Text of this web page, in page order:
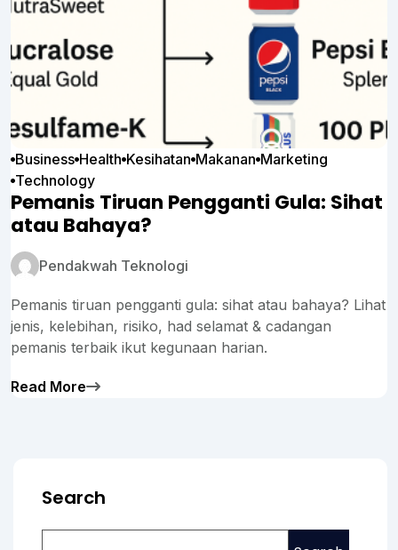
Business Health Kesihatan Makanan Marketing
Technology
Pemanis Tiruan Pengganti Gula: Sihat
atau Bahaya?
Pendakwah Teknologi
Pemanis tiruan pengganti gula: sihat atau bahaya? Lihat
jenis, kelebihan, risiko, had selamat & cadangan
pemanis terbaik ikut kegunaan harian.
Read More
Search